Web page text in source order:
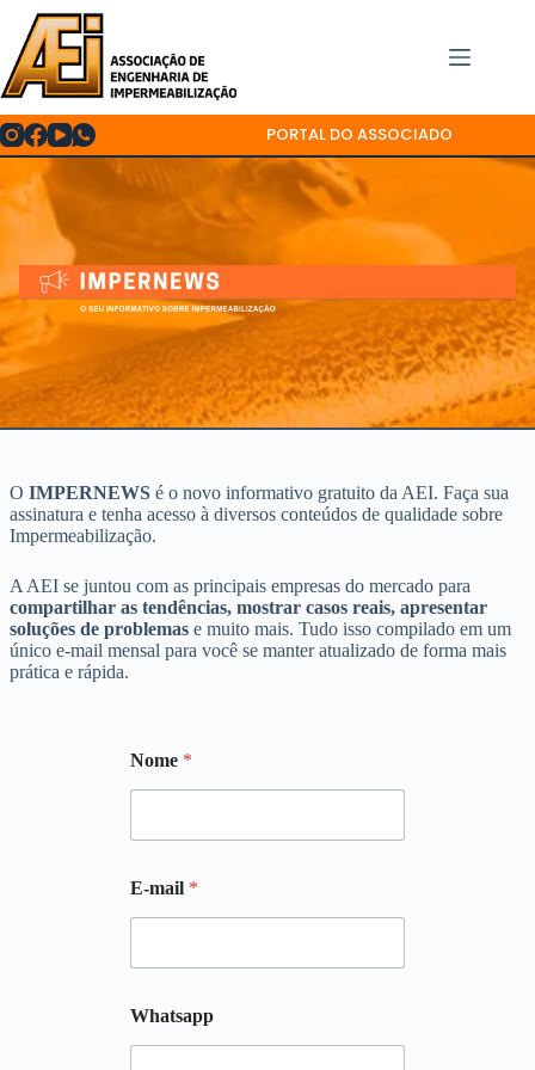
Pular
para
conteúdo
PORTAL DO ASSOCIADO
O IMPERNEWS é o novo informativo gratuito da AEI. Faça sua
assinatura e tenha acesso à diversos conteúdos de qualidade sobre
Impermeabilização.
A AEI se juntou com as principais empresas do mercado para
compartilhar as tendências, mostrar casos reais, apresentar
soluções de problemas e muito mais. Tudo isso compilado em um
único e-mail mensal para você se manter atualizado de forma mais
prática e rápida.
Nome *
E-mail *
-
m
Whatsapp